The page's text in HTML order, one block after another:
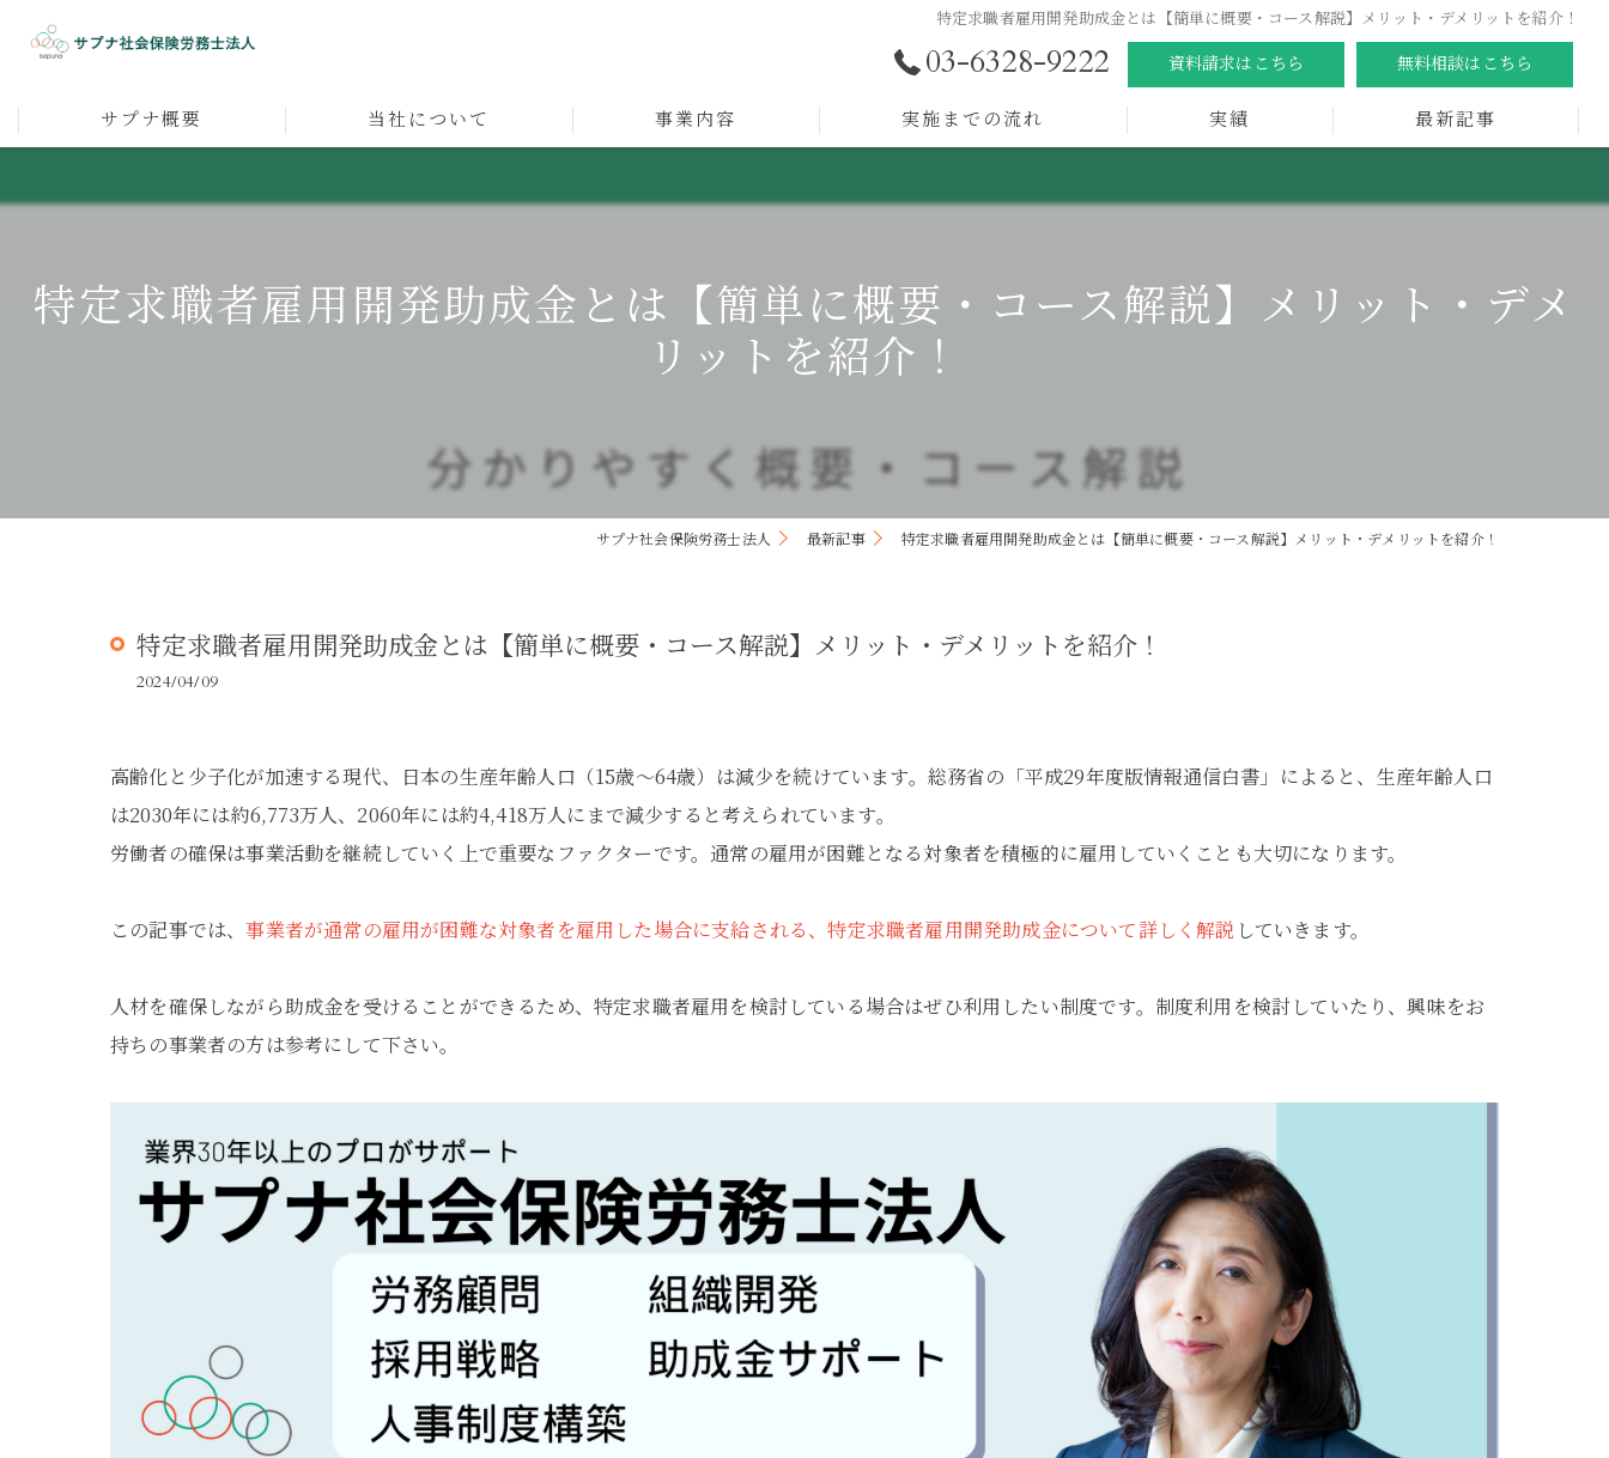
特定求職者雇用開発助成金とは【簡単に概要・コース解説】メリット・デメリットを紹介！
03-6328-9222 資料請求はこちら 無料相談はこちら
サプナ概要
代表者メッセージ
当社について
人材育成
人事企画
事業内容
助成金サポート
採用戦略
人事制度構築
組織開発
キャリアコンサルティング
実施までの流れ 実績 最新記事
特定求職者雇用開発助成金とは【簡単に概要・コース解説】メリット・デメ
リットを紹介！
サプナ社会保険労務士法人 最新記事 特定求職者雇用開発助成金とは【簡単に概要・コース解説】メリット・デメリットを紹介！
特定求職者雇用開発助成金とは【簡単に概要・コース解説】メリット・デメリットを紹介！
2024/04/09
高齢化と少子化が加速する現代、日本の生産年齢人口（15歳〜64歳）は減少を続けています。総務省の「平成29年度版情報通信白書」によると、生産年齢人口
は2030年には約6,773万人、2060年には約4,418万人にまで減少すると考えられています。
労働者の確保は事業活動を継続していく上で重要なファクターです。通常の雇用が困難となる対象者を積極的に雇用していくことも大切になります。
この記事では、事業者が通常の雇用が困難な対象者を雇用した場合に支給される、特定求職者雇用開発助成金について詳しく解説 していきます。
人材を確保しながら助成金を受けることができるため、特定求職者雇用を検討している場合はぜひ利用したい制度です。制度利用を検討していたり、興味をお
持ちの事業者の方は参考にして下さい。